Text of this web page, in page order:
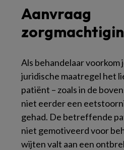
Aanvraag
Als behandelaar voorkom
juridische maatregel het
patiënt – zoals in de
niet eerder een
gehad. De betreffende
niet gemotiveerd voor
wijten valt aan een